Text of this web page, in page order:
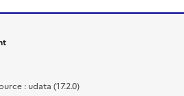
: udata (17.2.0)